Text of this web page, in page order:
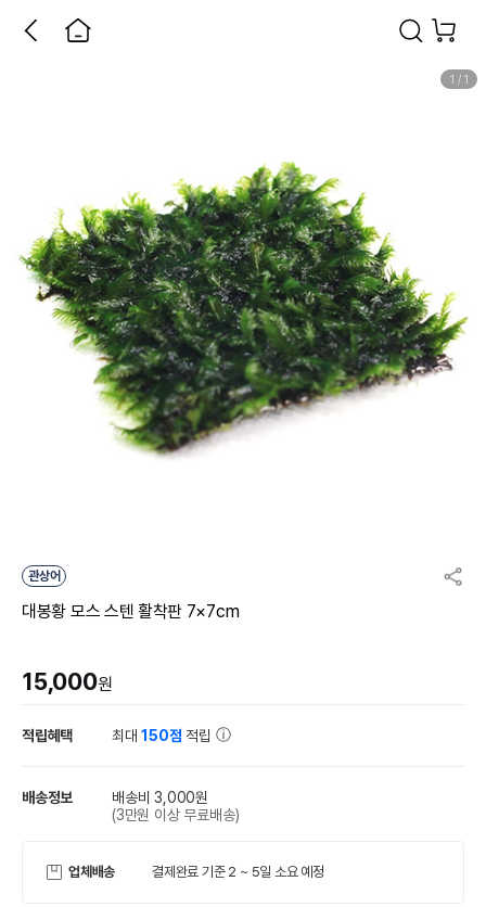
1 / 1
관상어
대봉황 모스 스텐 활착판 7×7cm
15,000원
적립혜택 최대150점 적립
배송정보
배송비 3,000원
(3만원 이상 무료배송)
업체배송 결제완료 기준 2 ~ 5일 소요 예정